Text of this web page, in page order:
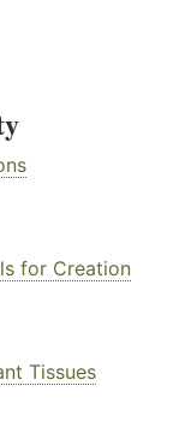
for Creation
Tissues